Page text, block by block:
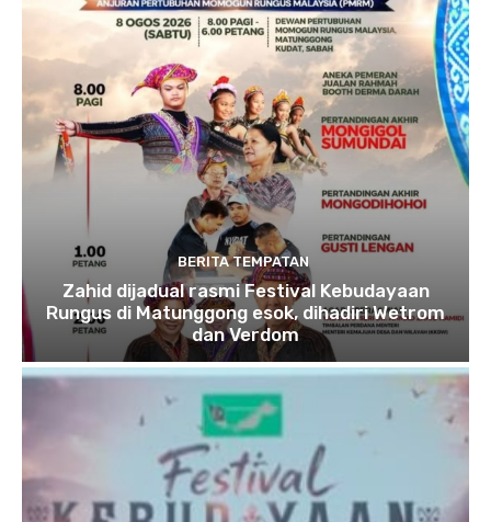
BERITA TEMPATAN
Zahid dijadual rasmi Festival Kebudayaan
Rungus di Matunggong esok, dihadiri Wetrom
dan Verdom